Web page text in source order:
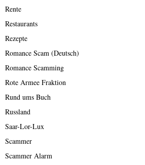
Rente
Restaurants
Rezepte
Romance Scam (Deutsch)
Romance Scamming
Rote Armee Fraktion
Rund ums Buch
Russland
Saar-Lor-Lux
Scammer
Scammer Alarm